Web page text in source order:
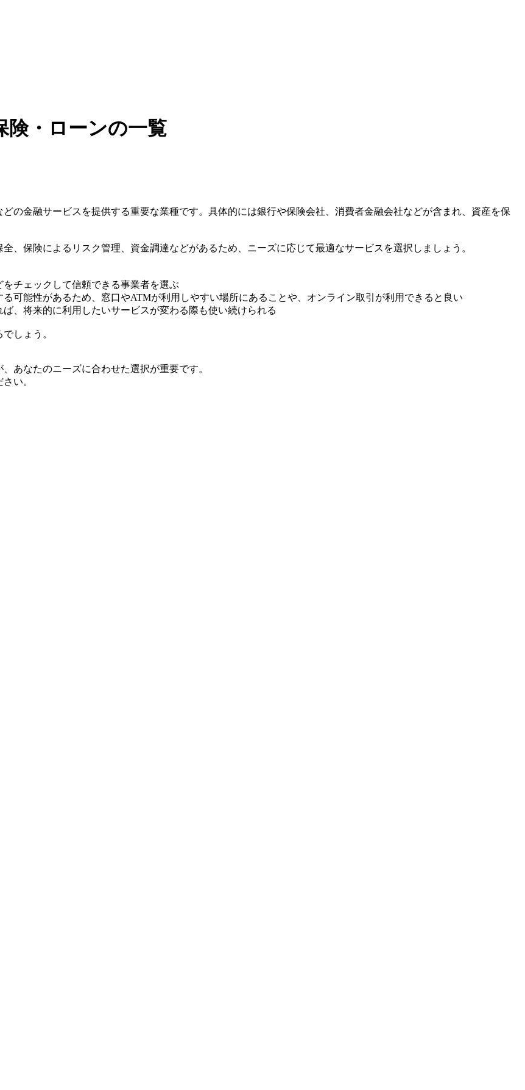
険・ローンの一覧
の金融サービスを提供する重要な業種です。具体的には銀行や保険会社、消費者金融会社などが含まれ、資産を保
、保険によるリスク管理、資金調達などがあるため、ニーズに応じて最適なサービスを選択しましょう。
チェックして信頼できる事業者を選ぶ
可能性があるため、窓口やATMが利用しやすい場所にあることや、オンライン取引が利用できると良い
、将来的に利用したいサービスが変わる際も使い続けられる
しょう。
あなたのニーズに合わせた選択が重要です。
い。